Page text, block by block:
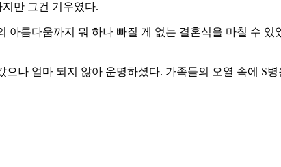
만 그건 기우였다.
름다움까지 뭐 하나 빠질 게 없는 결혼식을 마칠 수 있
나 얼마 되지 않아 운명하셨다. 가족들의 오열 속에 S